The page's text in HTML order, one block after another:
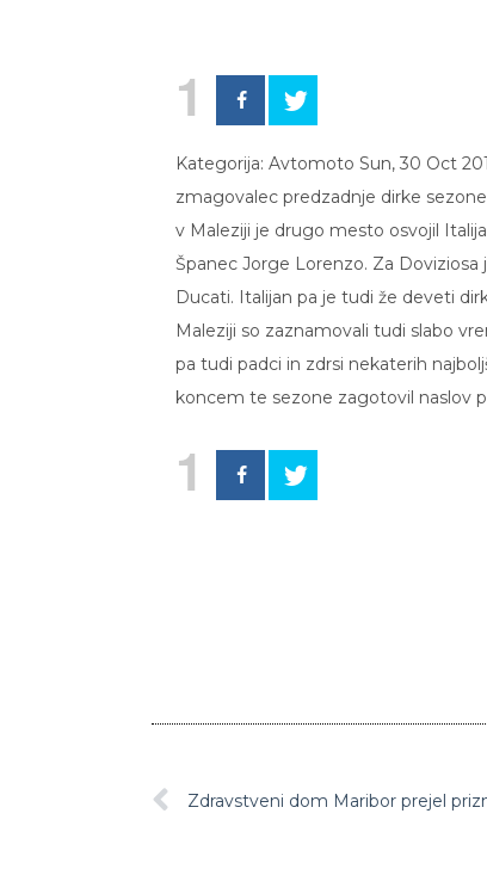
1
Kategorija: Avtomoto Sun, 30 Oct
zmagovalec predzadnje dirke
v Maleziji je drugo mesto osvojil
Španec Jorge Lorenzo. Za
Ducati. Italijan pa je tudi že deveti
Maleziji so zaznamovali tudi slabo
pa tudi padci in zdrsi nekaterih
koncem te sezone zagotovil naslov
1
Zdravstveni dom Maribor prejel